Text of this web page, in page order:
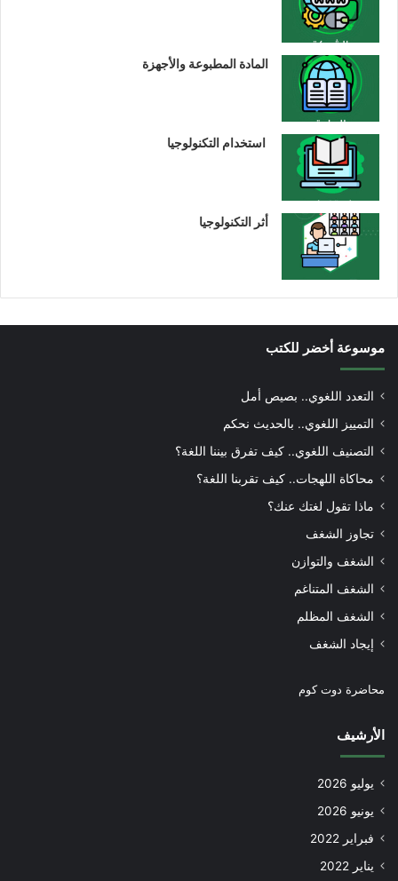
المادة المطبوعة والأجهزة
استخدام التكنولوجيا
أثر التكنولوجيا
موسوعة أخضر للكتب
التعدد اللغوي.. بصيص أمل
التمييز اللغوي.. بالحديث نحكم
التصنيف اللغوي.. كيف تفرق بيننا اللغة؟
محاكاة اللهجات.. كيف تقربنا اللغة؟
ماذا تقول لغتك عنك؟
تجاوز الشغف
الشغف والتوازن
الشغف المتناغم
الشغف المظلم
إيجاد الشغف
محاضرة دوت كوم
الأرشيف
يوليو 2026
يونيو 2026
فبراير 2022
يناير 2022